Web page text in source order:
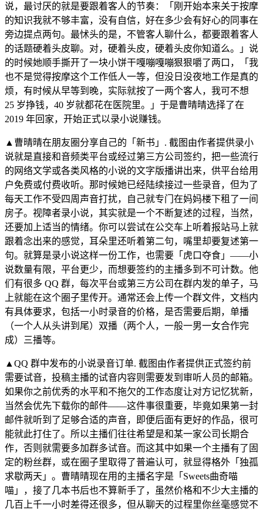
说，最讨厌的就是要跟着客人的节奏：「刚开始本来关于按摩
的知识我就不够丰富，没有自信，好在多少会有好心的同事在
旁边提点两句。最怵头的是，不管客人聊什么，都要跟着客人
的话题硬着头皮聊。对，硬着头皮，硬着头皮你知道么。」说
的时候她顺手撕开了一块小饼干嘎嘣嘎嘣狠狠嚼了两口，「我
也不是觉得按摩这个工作低人一等，但没日没夜地工作是真的
烦，有时候从早等到晚，实际就按了一两个客人，我可不想
25 岁挣钱，40 岁就都花在医院里。」于是曹晴晴选择了在
2019 年回家，开始正式以录小说赚钱。
▲曹晴晴在朋友圈分享自己的「新书」. 截图由作者提供录小
说就是直接和音频类平台或经过第三方公司签约，把一些流行
的网络文学或各类风格的小说的文字版播讲出来，供平台给用
户免费或付费收听。那时候她已经陆续接过一些录音，但为了
每天工作不受四周声音打扰，自己就专门在妈妈楼下租了一间
房子。视障者录小说，其实就是一个不断复述的过程，当然，
还要加上适当的情绪。你可以尝试在公交车上听着报站马上就
跟着念出来的感觉，耳朵里还听着第二句，嘴里却要复述第一
句。就算是录小说这样一份工作，也需要「虎口夺食」——小
说数量有限，平台更少，而想要签约的主播多到不可计数。他
们有很多 QQ 群，每次平台或第三方公司在群内发的单子，马
上就能在这个圈子里传开。通常还会上传一个群文件，文档内
有具体要求，包括一小时录音的价格，是否需要后期，单播
（一个人从头讲到尾）双播（两个人，一般一男一女合作完
成）三播等。
▲QQ 群中发布的小说录音订单. 截图由作者提供正式签约前
需要试音，投稿主播的试音内容则需要发到审听人员的邮箱。
如果你之前优秀的水平和不拖欠的工作态度让对方记忆犹新，
当然会优先下载你的邮件——这件事很重要，毕竟如果第一封
邮件就听到了足够合适的声音，即便后面有更好的作品，很可
能就此打住了。所以主播们往往希望是和某一家公司长期合
作，否则就需要多加群多试音。而这其中如果一个主播有了固
定的粉丝群，或在圈子里取得了普遍认可，就显得格外「独孤
求歇两天」。曹晴晴现在用的主播名字是「Sweets曲奇喵
喵」，接了几本书后也不算新手了，虽然价格和不少大主播的
几百上千一小时差得还很多，但从聊天的过程里你丝毫感觉不